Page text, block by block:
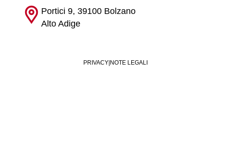
Portici 9, 39100 Bolzano
Alto Adige
PRIVACY| NOTE LEGALI